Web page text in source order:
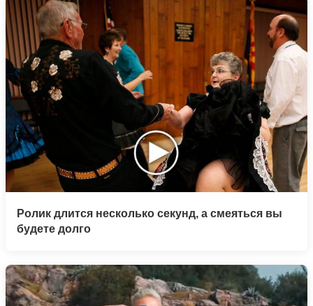
Ролик длится несколько секунд, а смеяться вы
будете долго